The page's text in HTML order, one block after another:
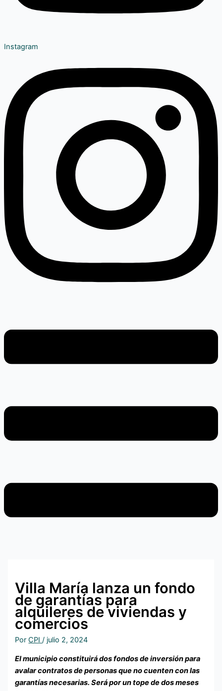
Instagram
Villa María lanza un fondo
de garantías para
alquileres de viviendas y
comercios
PorCPI/ julio 2, 2024
El municipio constituirá dos fondos de inversión para
avalar contratos de personas que no cuenten con las
garantías necesarias. Será por un tope de dos meses